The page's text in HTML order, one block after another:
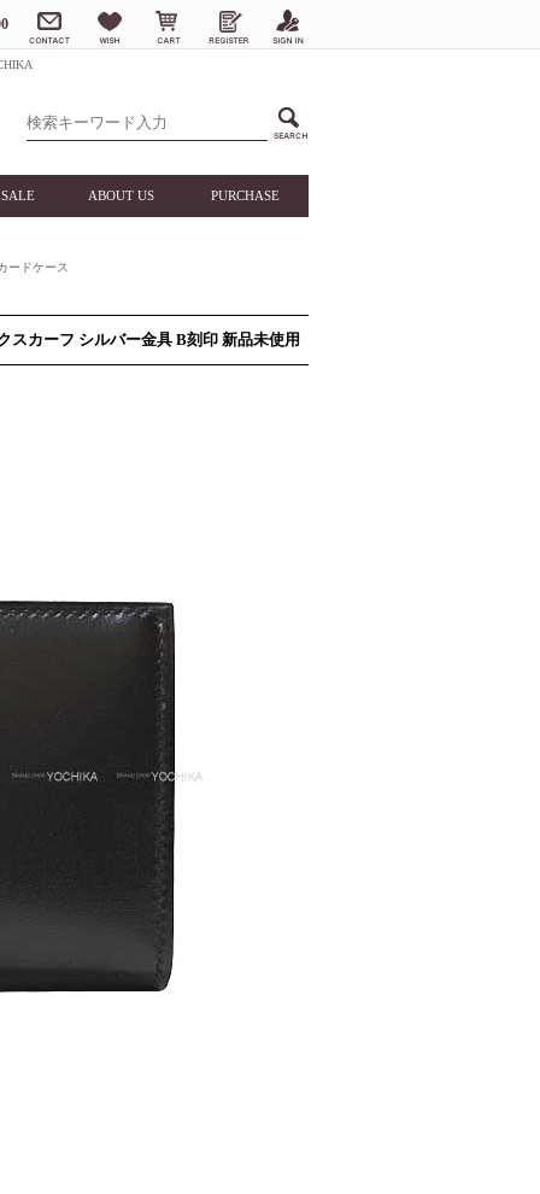
SALE ABOUT US PURCHASE
ードケース
スカーフ シルバー金具 B刻印 新品未使用